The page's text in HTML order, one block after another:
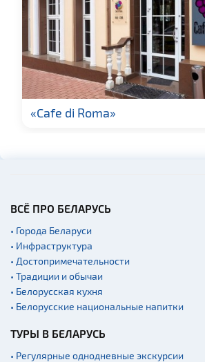
Галереи
Памятники природы
Производства
Мастер-классы
Квесты
людям
Монастыри
Часовни
Национальные парки и
заказники
Концертные залы
вокзалы
«Cafe di Roma»
ВСЁ ПРО БЕЛАРУСЬ
• Города Беларуси
• Инфраструктура
• Достопримечательности
• Традиции и обычаи
• Белорусская кухня
• Белорусские национальные напитки
ТУРЫ В БЕЛАРУСЬ
• Регулярные однодневные экскурсии